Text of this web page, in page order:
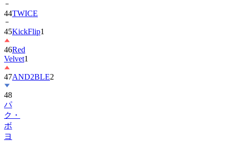
44TWICE
45KickFlip1
46Red
Velvet1
47AND2BLE2
48
パ
ク・
ボ
ヨ